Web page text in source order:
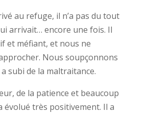
au refuge, il n’a pas du tout
arrivait… encore une fois. Il
et méfiant, et nous ne
Nous soupçonnons
subi de la maltraitance.
de la patience et beaucoup
évolué très positivement. Il a